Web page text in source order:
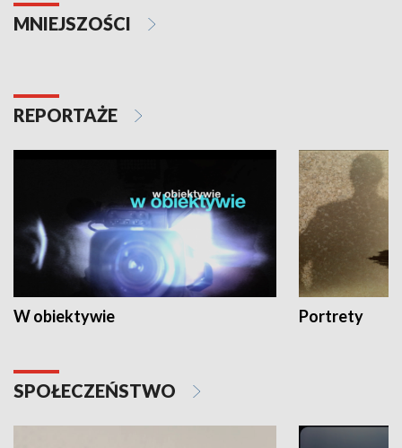
MNIEJSZOŚCI
REPORTAŻE
W obiektywie Portrety
SPOŁECZEŃSTWO